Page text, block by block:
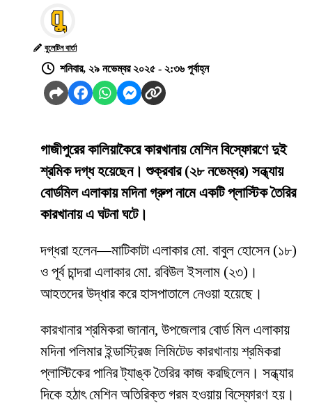
বুলেটিন বার্তা
শনিবার, ২৯ নভেম্বর ২০২৫ - ২:৩৬ পূর্বাহ্ন
গাজীপুরের কালিয়াকৈরে কারখানায় মেশিন বিস্ফোরণে দুই
শ্রমিক দগ্ধ হয়েছেন। শুক্রবার (২৮ নভেম্বর) সন্ধ্যায়
বোর্ডমিল এলাকায় মদিনা গ্রুপ নামে একটি প্লাস্টিক তৈরির
কারখানায় এ ঘটনা ঘটে।
দগ্ধরা হলেন—মাটিকাটা এলাকার মো. বাবুল হোসেন (১৮)
ও পূর্ব চান্দরা এলাকার মো. রবিউল ইসলাম (২৩)।
আহতদের উদ্ধার করে হাসপাতালে নেওয়া হয়েছে।
কারখানার শ্রমিকরা জানান, উপজেলার বোর্ড মিল এলাকায়
মদিনা পলিমার ইন্ডাস্ট্রিজ লিমিটেড কারখানায় শ্রমিকরা
প্লাস্টিকের পানির ট্যাঙ্ক তৈরির কাজ করছিলেন। সন্ধ্যার
দিকে হঠাৎ মেশিন অতিরিক্ত গরম হওয়ায় বিস্ফোরণ হয়।